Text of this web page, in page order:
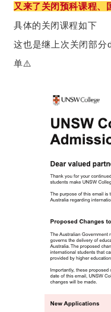
又来了关闭预科课程、
具体的关闭课程如下
这也是继上次关闭部分
单⚠️